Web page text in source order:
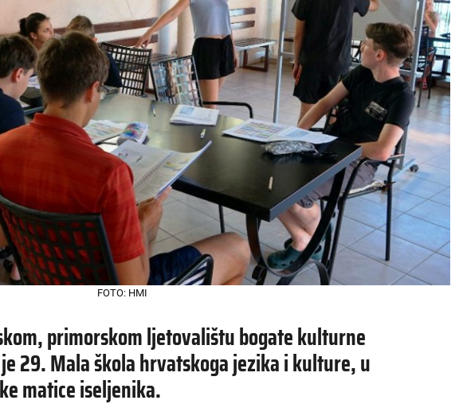
FOTO: HMI
primorskom ljetovalištu bogate kulturne
29. Mala škola hrvatskoga jezika i kulture, u
matice iseljenika.